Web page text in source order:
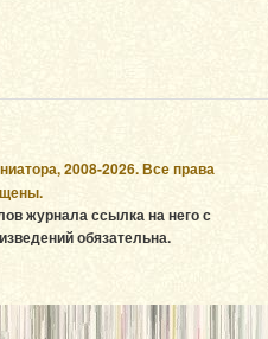
2008-2026. Все права
журнала ссылка на него с
обязательна.